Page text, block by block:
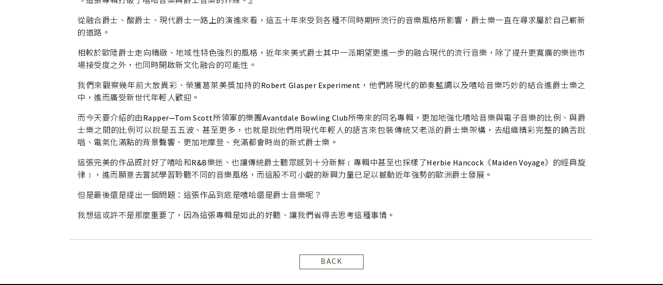
從融合爵士、酸爵士、現代爵士一路上的演進來看，這五十年來受到各種不同時期所流行的音樂風格所影響，爵士樂一直在尋求屬於自己嶄新
的道路。
相較於歐陸爵士走向精緻、地域性特色強烈的風格，近年來美式爵士其中一派期望更進一步的融合現代的流行音樂，除了提升更寬廣的樂迷市
場接受度之外，也同時開啟新文化融合的可能性。
我們來觀察幾年前大放異彩、榮獲葛萊美獎加持的Robert Glasper Experiment，他們將現代的節奏藍調以及嘻哈音樂巧妙的結合進爵士樂之
中，進而廣受新世代年輕人歡迎。
而今天要介紹的由Rapper─Tom Scott所領軍的樂團Avantdale Bowling Club所帶來的同名專輯，更加地強化嘻哈音樂與電子音樂的比例、與爵
士樂之間的比例可以說是五五波、甚至更多，也就是說他們用現代年輕人的語言來包裝傳統又老派的爵士樂架構，去組織精彩完整的饒舌說
唱、電氣化滿點的背景聲響、更加地摩登、充滿都會時尚的新式爵士樂。
這張完美的作品既討好了嘻哈和R&B樂迷、也讓傳統爵士聽眾感到十分新鮮﹝專輯中甚至也採樣了Herbie Hancock《Maiden Voyage》的經典旋
律﹞，進而願意去嘗試學習聆聽不同的音樂風格，而這股不可小覷的新興力量已足以撼動近年強勢的歐洲爵士發展。
但是最後還是提出一個問題：這張作品到底是嘻哈還是爵士音樂呢？
我想這或許不是那麼重要了，因為這張專輯是如此的好聽、讓我們省得去思考這種事情。
BACK